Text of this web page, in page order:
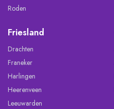
Roden
Friesland
Drachten
Franeker
Harlingen
Heerenveen
Leeuwarden